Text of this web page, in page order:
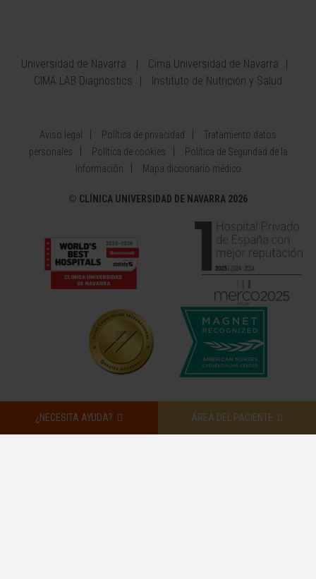
¿NECESITA AYUDA? ÁREA DEL PACIENTE
Universidad de Navarra
Cima Universidad de Navarra
CIMA LAB Diagnostics
Instituto de Nutrición y Salud
Aviso legal Política de privacidad
Tratamiento datos
personales
Política de cookies
Política de Seguridad de la
Información
Mapa diccionario médico
© CLÍNICA UNIVERSIDAD DE NAVARRA 2026